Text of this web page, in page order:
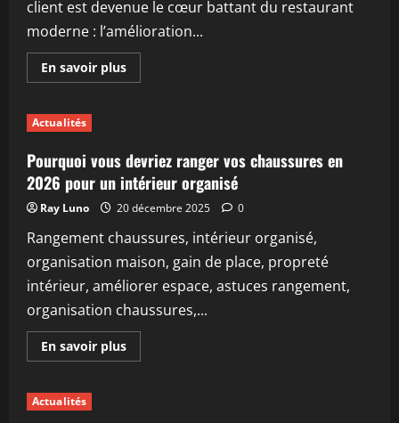
client est devenue le cœur battant du restaurant
moderne : l’amélioration...
En savoir plusEn
savoir
client
dans
votre
restaurant
en
2026
Actualités
Pourquoi vous devriez ranger vos chaussures en
2026 pour un intérieur organisé
Ray Luno 20 décembre 2025 0
Rangement chaussures, intérieur organisé,
organisation maison, gain de place, propreté
intérieur, améliorer espace, astuces rangement,
organisation chaussures,...
En savoir plusEn
savoir
Actualités